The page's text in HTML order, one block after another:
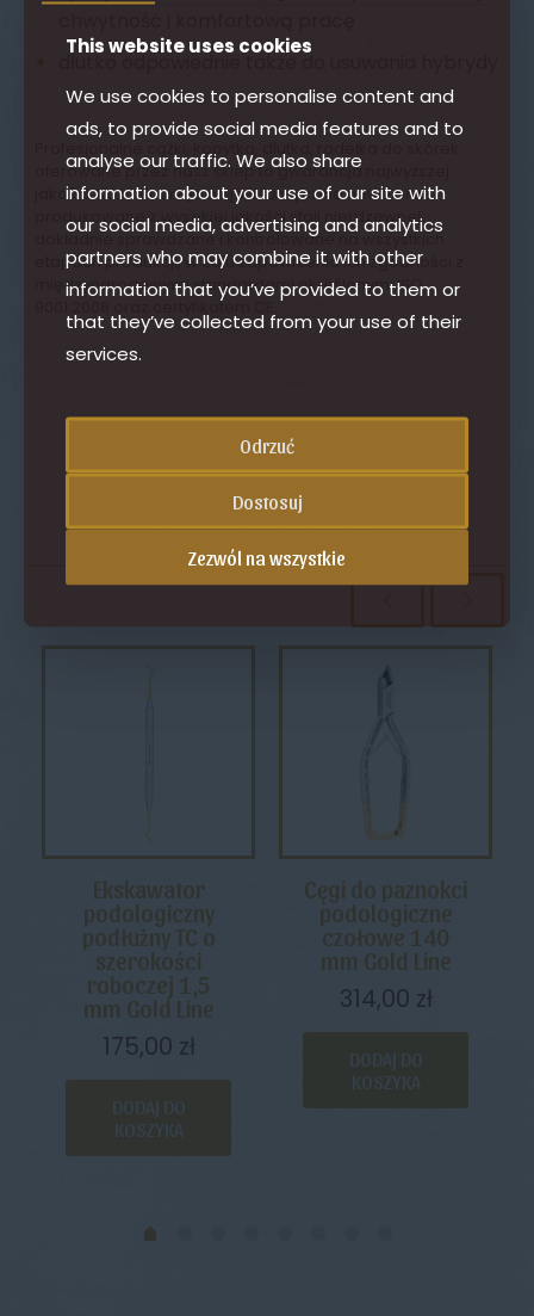
Profesjonalne cążki, kopytka, dłutka, radełka do skórek
oferowane przez nasz sklep to gwarancja najwyższej
jakości. Każde narzędzie jest fabrycznie nowe oraz
produkowane z wysokiej jakości stali nierdzewnej,
dokładnie sprawdzane i kontrolowane na wszystkich
etapach produkcji, w celu zapewnienia ich zgodności z
międzynarodowymi standardami określonymi ISO
9001:2008 oraz certyfikatem CE.
PRODUKTY, KTÓRE MOGĄ CIĘ
ZAINTERESOWAĆ
Ekskawator
podologiczny
podłużny TC o
szerokości
roboczej 1,5
mm Gold Line
175,00 zł
DODAJ DO
KOSZYKA
Cęgi do paznokci
podologiczne
czołowe 140
mm Gold Line
314,00 zł
DODAJ DO
KOSZYKA
This website uses cookies
We use cookies to personalise content and
ads, to provide social media features and to
analyse our traffic. We also share
information about your use of our site with
our social media, advertising and analytics
partners who may combine it with other
information that you’ve provided to them or
that they’ve collected from your use of their
services.
Odrzuć
Dostosuj
Zezwól na wszystkie